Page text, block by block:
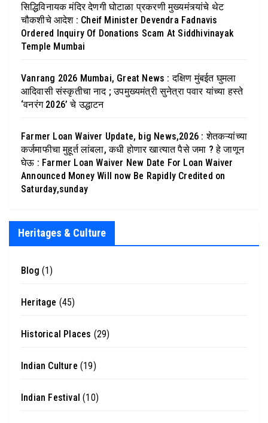
सिद्धिविनायक मंदिर देणगी घोटाळा प्रकरणी मुख्यमंत्र्यांचे थेट
चौकशीचे आदेश : Cheif Minister Devendra Fadnavis
Ordered Inquiry Of Donations Scam At Siddhivinayak
Temple Mumbai
Vanrang 2026 Mumbai, Great News : दक्षिण मुंबईत घुमला
आदिवासी संस्कृतीचा नाद ; उपमुख्यमंत्री सुनेत्रा पवार यांच्या हस्ते
‘वनरंग 2026’ चे उद्धाटन
Farmer Loan Waiver Update, big News,2026 : शेतकऱ्यांच्या
कर्जमाफीचा मुहूर्त लांबला, कधी होणार खात्यात पैसे जमा ? हे जाणून
घेऊ : Farmer Loan Waiver New Date For Loan Waiver
Announced Money Will now Be Rapidly Credited on
Saturday,sunday
Heritages & Culture
Blog (1)
Heritage (45)
Historical Places (29)
Indian Culture (19)
Indian Festival (10)